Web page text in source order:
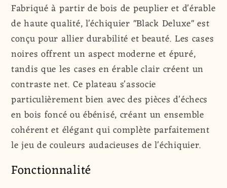
Fabriqué à partir de bois de peuplier et d'érable
de haute qualité, l'échiquier "Black Deluxe" est
conçu pour allier durabilité et beauté. Les cases
noires offrent un aspect moderne et épuré,
tandis que les cases en érable clair créent un
contraste net. Ce plateau s'associe
particulièrement bien avec des pièces d'échecs
en bois foncé ou ébénisé, créant un ensemble
cohérent et élégant qui complète parfaitement
le jeu de couleurs audacieuses de l'échiquier.
Fonctionnalité